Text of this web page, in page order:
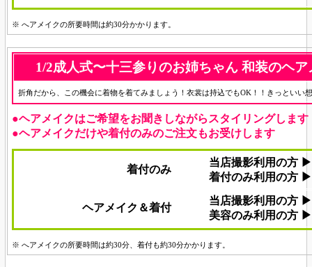
※ へアメイクの所要時間は約30分かかります。
1/2成人式〜十三参りのお姉ちゃん和装のヘア
折角だから、この機会に着物を着てみましょう！衣裳は持込でもOK！！きっといい
●ヘアメイクはご希望をお聞きしながらスタイリングします
●ヘアメイクだけや着付のみのご注文もお受けします
着付のみ
当店撮影利用の方
着付のみ利用の方 ▶
ヘアメイク＆着付
当店撮影利用の方 ▶
美容のみ利用の方 ▶
※ へアメイクの所要時間は約30分、着付も約30分かかります。